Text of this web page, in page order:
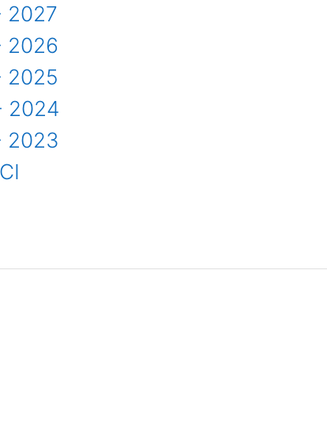
2027
2026
2025
2024
2023